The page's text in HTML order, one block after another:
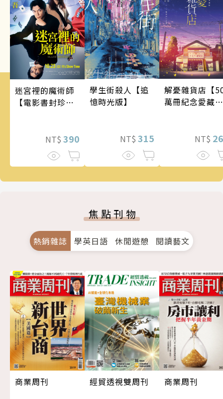
迷宮裡的魔術師
【電影書封珍藏
NT$ 390
學生街殺人【追
憶時光版】
NT$ 315
解憂雜貨店【
萬冊紀念愛藏
NT$
焦點刊物
熱銷雜誌 學英日語 休閒遊憩 閱讀藝文
商業周刊
經貿透視雙周刊
商業周刊